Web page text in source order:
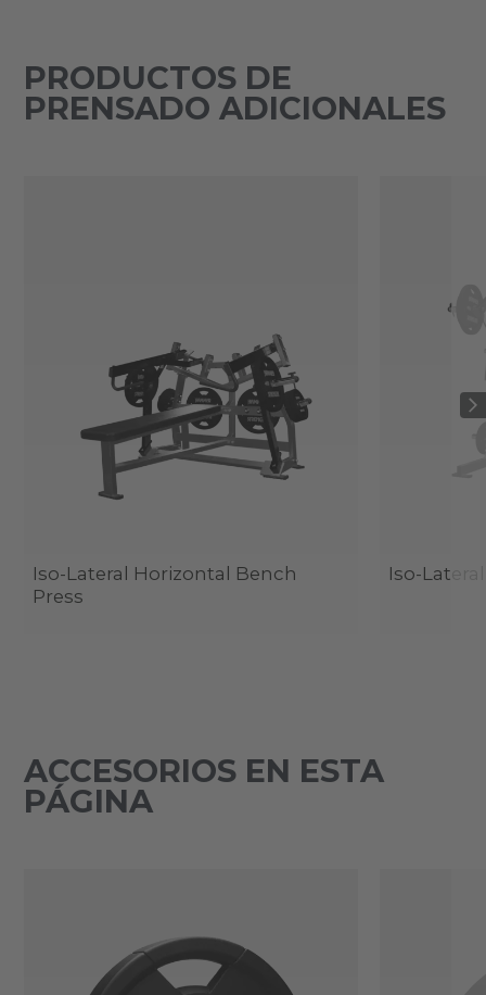
PRODUCTOS DE
PRENSADO ADICIONALES
Iso-Lateral Horizontal Bench
Press
Iso-
ACCESORIOS EN ESTA
PÁGINA